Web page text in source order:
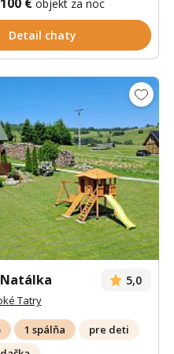
objekt za noc
Detail chaty
5,0
Tatry
1 spálňa
pre deti